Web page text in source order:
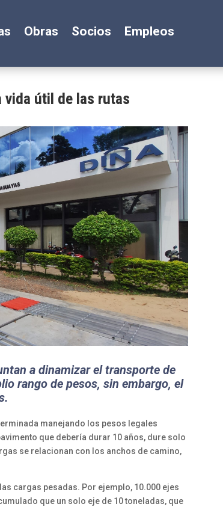
Obras Socios Empleos
vida útil de las rutas
a dinamizar el transporte de
rango de pesos, sin embargo, el
manejando los pesos legales
que debería durar 10 años, dure solo
se relacionan con los anchos de camino,
cargas pesadas. Por ejemplo, 10.000 ejes
que un solo eje de 10 toneladas, que